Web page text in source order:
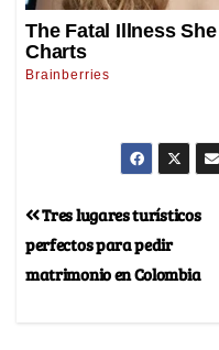
Tres lugares turísticos
perfectos para pedir
matrimonio en Colombia